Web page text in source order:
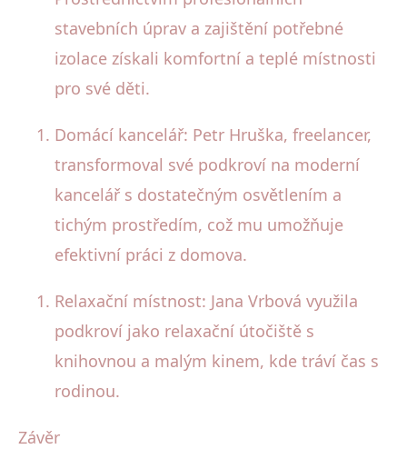
stavebních úprav a zajištění potřebné
izolace získali komfortní a teplé místnosti
pro své děti.
Domácí kancelář: Petr Hruška, freelancer,
transformoval své podkroví na moderní
kancelář s dostatečným osvětlením a
tichým prostředím, což mu umožňuje
efektivní práci z domova.
Relaxační místnost: Jana Vrbová využila
podkroví jako relaxační útočiště s
knihovnou a malým kinem, kde tráví čas s
rodinou.
Závěr